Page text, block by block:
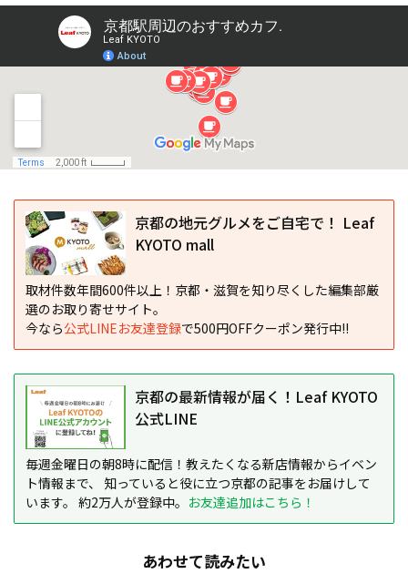
京都の地元グルメをご自宅で！ Leaf
KYOTO mall
取材件数年間600件以上！京都・滋賀を知り尽くした編集部厳
選のお取り寄せサイト。
今なら公式LINEお友達登録で500円OFFクーポン発行中!!
京都の最新情報が届く！Leaf KYOTO
公式LINE
毎週金曜日の朝8時に配信！教えたくなる新店情報からイベン
ト情報まで、 知っていると役に立つ京都の記事をお届けして
います。 約2万人が登録中。 お友達追加はこちら！
あわせて読みたい